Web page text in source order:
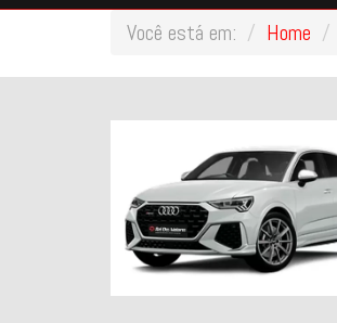
Você está em: Home